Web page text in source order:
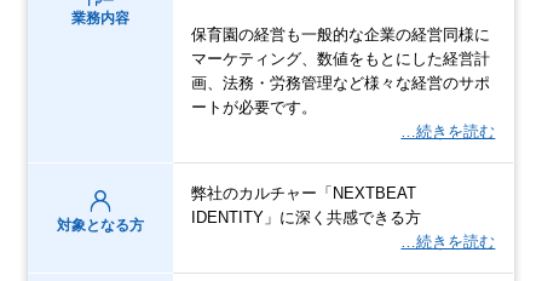
業務内容
保育園の経営も一般的な企業の経営同様に
マーケティング、数値をもとにした経営計
画、法務・労務管理など様々な経営のサポ
ートが必要です。
…続きを読む
対象となる方
弊社のカルチャー「NEXTBEAT
IDENTITY」に深く共感できる方
…続きを読む